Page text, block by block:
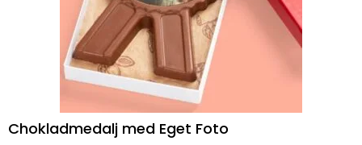
Chokladmedalj med Eget Foto